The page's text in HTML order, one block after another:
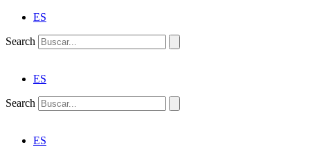
ES
Search
ES
Search
ES